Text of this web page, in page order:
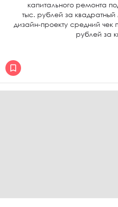
капитального ремонта
тыс. рублей за
дизайн-проекту средний чек
рублей за